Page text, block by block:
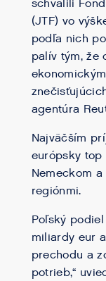
schválili
(JTF) vo
podľa nich
palív tým, že
agentúra
Najväčším
európsky top
Nemeckom
regiónmi.
Poľský
miliardy eur
prechodu a
potrieb,“